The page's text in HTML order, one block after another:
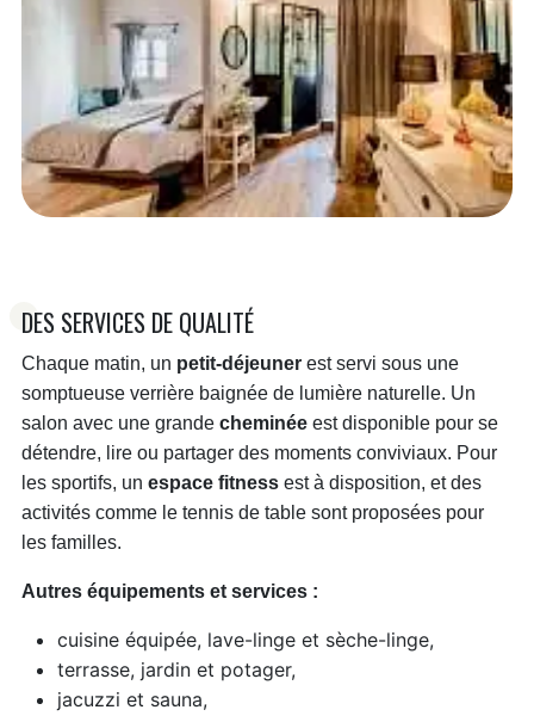
DES SERVICES DE QUALITÉ
Chaque matin, un petit-déjeunerest servi sous une
somptueuse verrière baignée de lumière naturelle. Un
salon avec une grande cheminéeest disponible pour se
détendre, lire ou partager des moments conviviaux. Pour
les sportifs, un espace fitnessest à disposition, et des
activités comme le tennis de table sont proposées pour
les familles.
Autres équipements et services :
cuisine équipée, lave-linge et sèche-linge,
terrasse, jardin et potager,
jacuzzi et sauna,